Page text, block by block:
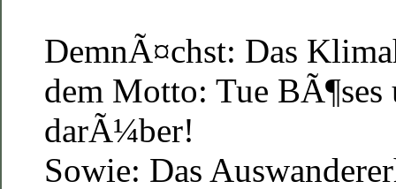
DemnÃ¤chst: Das
dem Motto: Tue BÃ¶ses
darÃ¼ber!
Sowie: Das